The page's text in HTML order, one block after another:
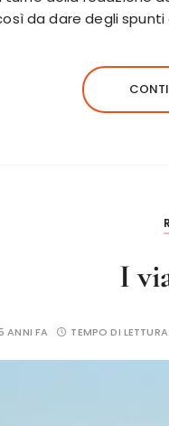
da dare degli
I
ANNI FA TEMPO DI